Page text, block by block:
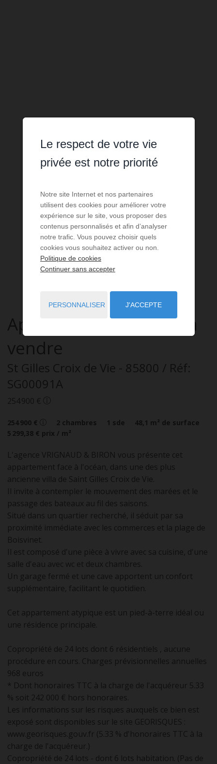
Appartement3 pièces
à
vendre
St Gilles Croix de Vie - 85800 / Réf:
SG00091A
254 900 €
254 900 € 2 chambres 1 sde 48,1 m² de surface
5 299,38 € prix / m²
L'agence VRIGNAUD & BIRON vous présente cet
appartement face à l'océan, dans une des plus
ancienne villa de Saint Gilles Croix de Vie.
Il invite à contempler le mouvement des marées et le
passage des bateaux au fil des saisons.
Situé dans un quartier recherché, il séduit par sa
proximité immédiate avec les commerces et la plage de
Boisvinet.
Il est composé d'une pièce à vivre avec sa cuisine, d'une
salle d'eau avec wc et deux chambres.
Un garage fermé et une cave apportent un confort
supplémentaire, facilitant le quotidien.
Cet appartement atypique est un pied-à-terre idéal ou
une résidence principale.
Copropriété de 24 lots dont 6 résidentiels , aucune
procédure en cours. Charges prévisionnelles annuelles
968 euros
* Dont honoraires TTC à la charge de l'acquéreur 5.33
% soit 242 000 € hors honoraires.
Les informations sur les risques auxquels ce bien est
exposé sont disponibles sur le site GEORISQUES :
www.georisques.gouv.fr (5.33 % d'honoraires TTC à la
charge de l'acquéreur.)
Copropriété de 24 lots - dont 6 lots habitation. (Pas de
Le respect de votre vie
privée est notre priorité
Notre site Internet et nos partenaires
utilisent des cookies pour améliorer votre
expérience sur le site, vous proposer des
contenus personnalisés et afin d’analyser
notre trafic. Vous pouvez choisir quels
cookies vous souhaitez activer ou non.
Politique de cookies
Continuer sans accepter
PERSONNALISER J'ACCEPTE